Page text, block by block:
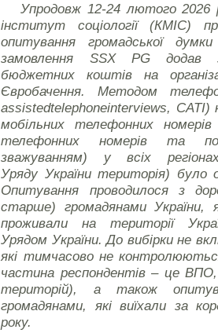
Упродовж 12-24 лютого 2026
інститут соціології (КМІС)
опитування громадської
замовлення SSX PG додав
бюджетних коштів на
Євробачення. Методом
assistedtelephoneinterviews, CATI)
мобільних телефонних
телефонних номерів та
зважуванням) у всіх
Уряду України територія) було
Опитування проводилося з
старше) громадянами України,
проживали на території
Урядом України. До вибірки не
які тимчасово не
частина респондентів – це ВПО,
територій), а також
громадянами, які виїхали за
року.